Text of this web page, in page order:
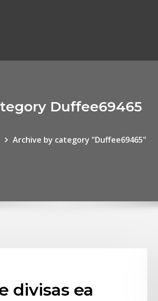
Duffee69465
Archive by category "Duffee69465"
divisas ea